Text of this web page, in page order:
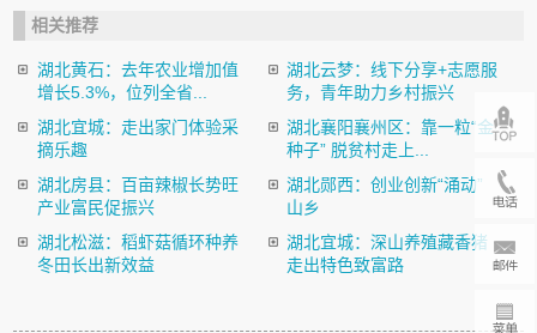
相关推荐
湖北黄石：去年农业增加值
增长5.3%，位列全省...
湖北云梦：线下分享+志愿服
务，青年助力乡村振兴
湖北宜城：走出家门体验采
摘乐趣
湖北襄阳襄州区：靠一粒“金
种子” 脱贫村走上...
湖北房县：百亩辣椒长势旺
产业富民促振兴
湖北郧西：创业创新“涌动”
山乡
湖北松滋：稻虾菇循环种养
冬田长出新效益
湖北宜城：深山养殖藏香猪
走出特色致富路